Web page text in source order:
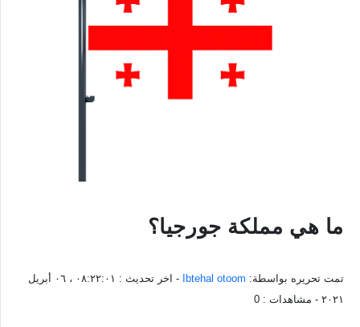
ما هي مملكة جورجيا؟
تمت تحريره بواسطة: Ibtehal otoom - اخر تحديث :
٠٨:٢٢:٠١ ، ٠٦ أبريل
٢٠٢١ - مشاهدات : 0